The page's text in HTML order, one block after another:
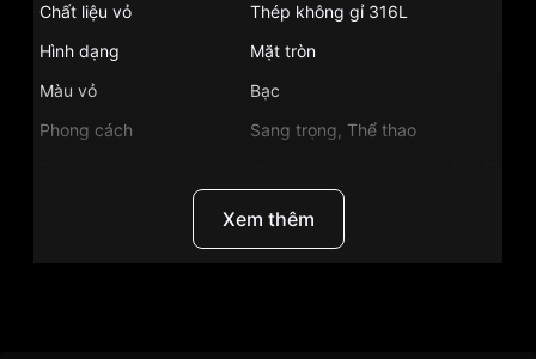
Chất liệu vỏ
Thép không gỉ 316L
Hình dạng
Mặt tròn
Màu vỏ
Bạc
Phong cách
Sang trọng, Thể thao
11.07mm
Trắng
Xem thêm